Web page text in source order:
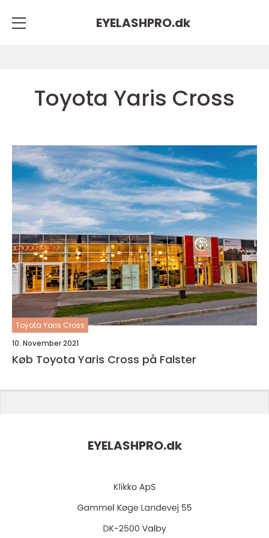
EYELASHPRO.dk
Toyota Yaris Cross
Toyota Yaris Cross
10. November 2021
Køb Toyota Yaris Cross på Falster
EYELASHPRO.dk